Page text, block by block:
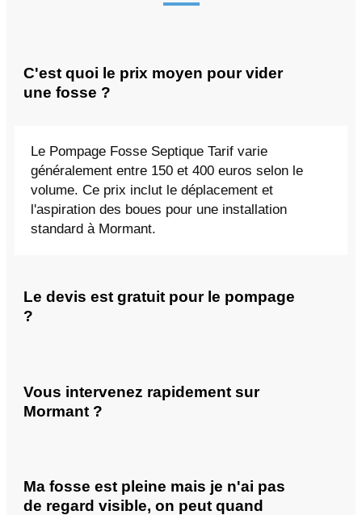
C'est quoi le prix moyen pour vider
une fosse ?
Le Pompage Fosse Septique Tarif varie
généralement entre 150 et 400 euros selon le
volume. Ce prix inclut le déplacement et
l'aspiration des boues pour une installation
standard à Mormant.
Le devis est gratuit pour le pompage
?
Vous intervenez rapidement sur
Mormant ?
Ma fosse est pleine mais je n'ai pas
de regard visible, on peut quand